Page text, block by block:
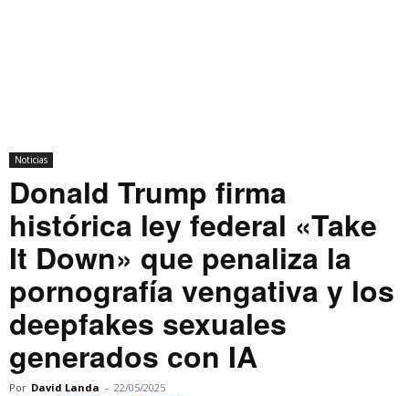
Noticias
Donald Trump firma
histórica ley federal «Take
It Down» que penaliza la
pornografía vengativa y los
deepfakes sexuales
generados con IA
Por David Landa - 22/05/2025